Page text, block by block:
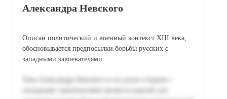
Александра Невского
Описан политический и военный контекст XIII века,
обосновывается предпосылки борьбы русских с
западными завоевателями.